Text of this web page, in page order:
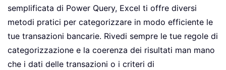
semplificata di Power Query, Excel ti offre diversi
metodi pratici per categorizzare in modo efficiente le
tue transazioni bancarie. Rivedi sempre le tue regole di
categorizzazione e la coerenza dei risultati man mano
che i dati delle transazioni o i criteri di